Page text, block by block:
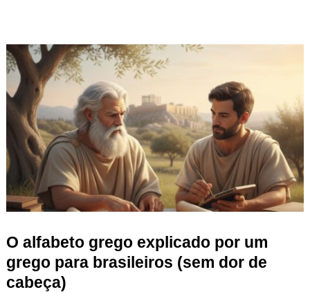
O alfabeto grego explicado por um
grego para brasileiros (sem dor de
cabeça)